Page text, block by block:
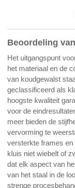
Beoordeling
Het uitgangspunt
het materiaal en de
van koudgewalst
geclassificeerd als
hoogste kwaliteit
voor de
meer bieden de
vervorming te
versterkte frames
kluis niet wiebelt of
dat elk aspect van
van het staal in de
strenge